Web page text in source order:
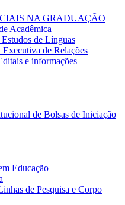
NA GRADUAÇÃO
Acadêmica
de Línguas
de Relações
e informações
de Bolsas de Iniciação
Educação
de Pesquisa e Corpo